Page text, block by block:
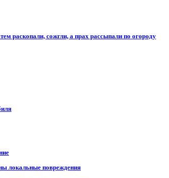
раскопали, сожгли, а прах рассыпали по огороду
локальные повреждения